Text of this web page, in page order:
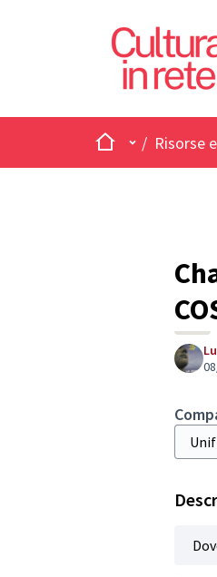
HomeMain menu
/ Risorse